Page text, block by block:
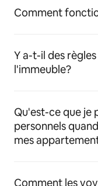
Comment
Y a-t-il des
l'immeuble?
Qu'est-ce que je
personnels
mes
Comment les